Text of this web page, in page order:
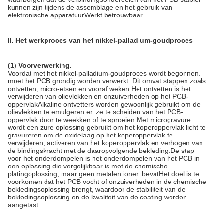
kunnen zijn tijdens de assemblage en het gebruik van
elektronische apparatuurWerkt betrouwbaar.
II. Het werkproces van het nikkel-palladium-goudproces
(1) Voorverwerking.
Voordat met het nikkel-palladium-goudproces wordt begonnen,
moet het PCB grondig worden verwerkt. Dit omvat stappen zoals
ontvetten, micro-etsen en vooraf weken.Het ontvetten is het
verwijderen van olievlekken en onzuiverheden op het PCB-
oppervlakAlkaline ontvetters worden gewoonlijk gebruikt om de
olievlekken te emulgeren en ze te scheiden van het PCB-
oppervlak door te weekken of te sproeien.Met microgravure
wordt een zure oplossing gebruikt om het koperoppervlak licht te
gravureren om de oxidelaag op het koperoppervlak te
verwijderen, activeren van het koperoppervlak en verhogen van
de bindingskracht met de daaropvolgende bekleding.De stap
voor het onderdompelen is het onderdompelen van het PCB in
een oplossing die vergelijkbaar is met de chemische
platingoplossing, maar geen metalen ionen bevatHet doel is te
voorkomen dat het PCB vocht of onzuiverheden in de chemische
bekledingsoplossing brengt, waardoor de stabiliteit van de
bekledingsoplossing en de kwaliteit van de coating worden
aangetast.